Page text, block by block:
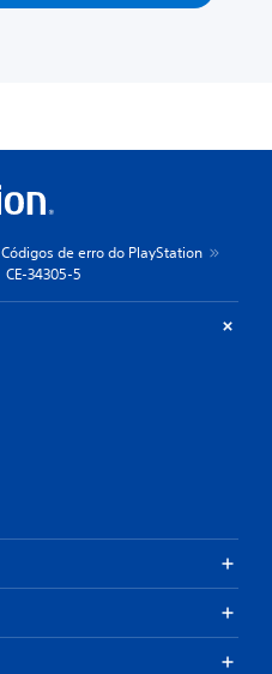
Códigos de erro do PlayStation
CE-34305-5